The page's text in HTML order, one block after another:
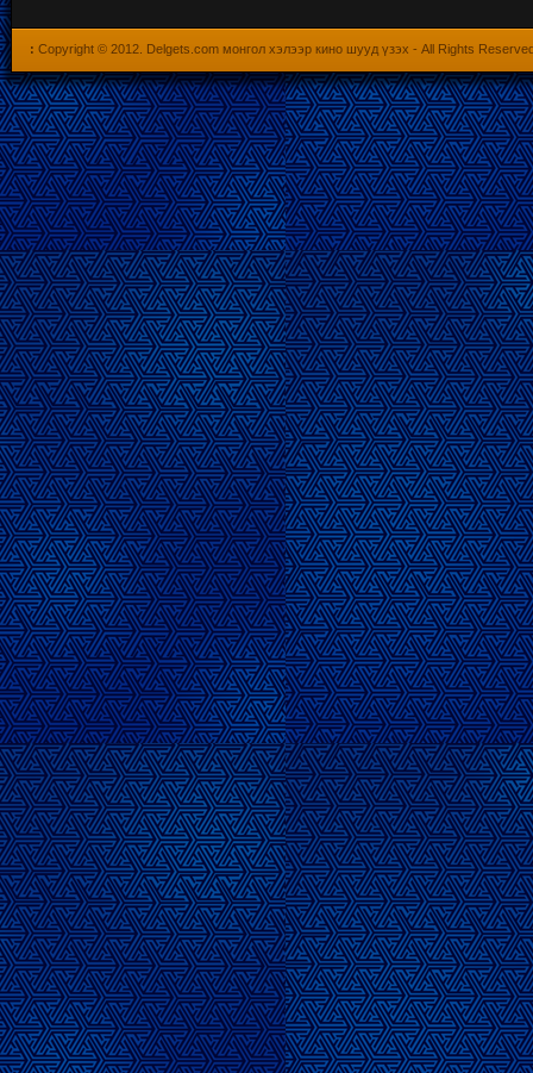
: Copyright © 2012. Delgets.com монгол хэлээр кино шууд үзэх - All Rights